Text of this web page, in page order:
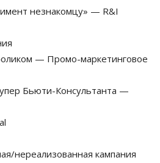
незнакомцу» — R&I
— Промо-маркетинговое
Бьюти-Консультанта —
нереализованная кампания